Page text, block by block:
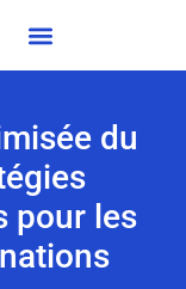
du
pour les